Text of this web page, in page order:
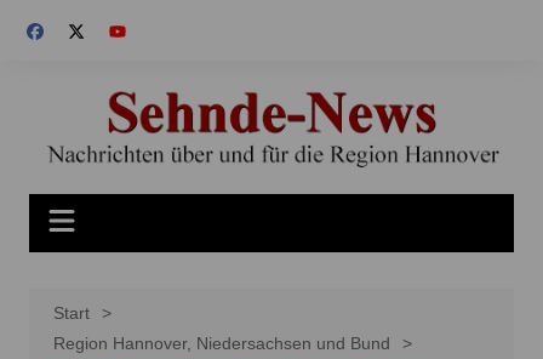
Inhalt
Start
Region Hannover, Niedersachsen und Bund